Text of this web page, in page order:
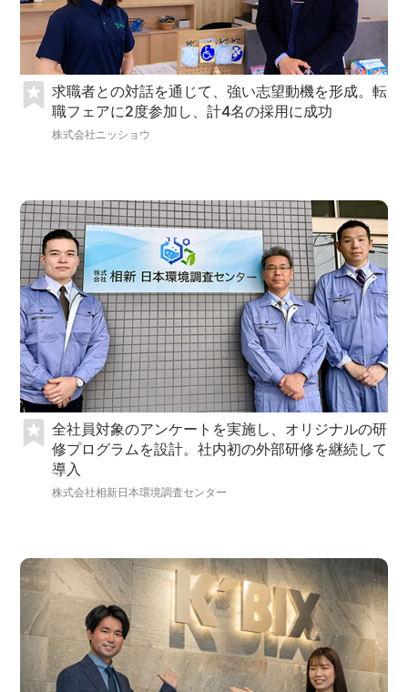
求職者との対話を通じて、強い志望動機を形成。転
職フェアに2度参加し、計4名の採用に成功
株式会社ニッショウ
全社員対象のアンケートを実施し、オリジナルの研
修プログラムを設計。社内初の外部研修を継続して
導入
株式会社相新日本環境調査センター